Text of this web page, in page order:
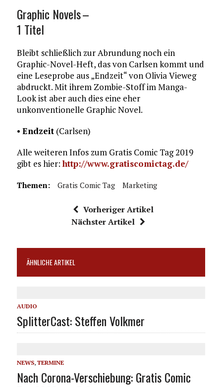
Graphic Novels –
1 Titel
Bleibt schließlich zur Abrundung noch ein
Graphic-Novel-Heft, das von Carlsen kommt und
eine Leseprobe aus „Endzeit“ von Olivia Vieweg
abdruckt. Mit ihrem Zombie-Stoff im Manga-
Look ist aber auch dies eine eher
unkonventionelle Graphic Novel.
• Endzeit(Carlsen)
Alle weiteren Infos zum Gratis Comic Tag 2019
gibt es hier:http://www.gratiscomictag.de/
Themen: Gratis Comic Tag Marketing
Vorheriger Artikel
Nächster Artikel
ÄHNLICHE ARTIKEL
AUDIO
SplitterCast: Steffen Volkmer
NEWS, TERMINE
Nach Corona-Verschiebung: Gratis Comic